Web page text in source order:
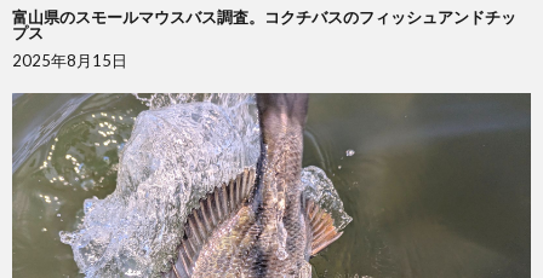
富山県のスモールマウスバス調査。コクチバスのフィッシュアンドチッ
プス
2025年8月15日